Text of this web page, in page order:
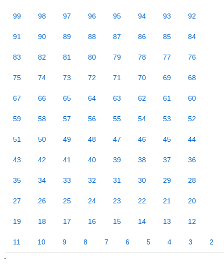
99 98 97 96 95 94 93 92
91 90 89 88 87 86 85 84
83 82 81 80 79 78 77 76
75 74 73 72 71 70 69 68
67 66 65 64 63 62 61 60
59 58 57 56 55 54 53 52
51 50 49 48 47 46 45 44
43 42 41 40 39 38 37 36
35 34 33 32 31 30 29 28
27 26 25 24 23 22 21 20
19 18 17 16 15 14 13 12
11 10 9 8 7 6 5 4 3
2
-